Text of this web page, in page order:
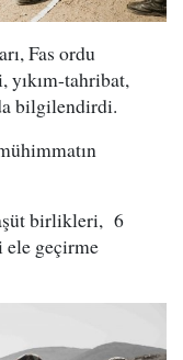
Fas ordu
yıkım-tahribat,
bilgilendirdi.
birlikleri, 6
geçirme